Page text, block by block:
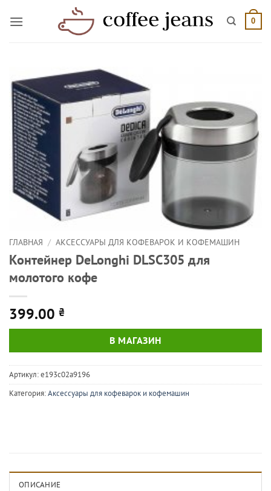
0
ГЛАВНАЯ / АКСЕССУАРЫ ДЛЯ КОФЕВАРОК И КОФЕМАШИН
Контейнер DeLonghi DLSC305 для
молотого кофе
399.00 ₴
В МАГАЗИН
Артикул:e193c02a9196
Категория:Аксессуары для кофеварок и кофемашин
ОПИСАНИЕ